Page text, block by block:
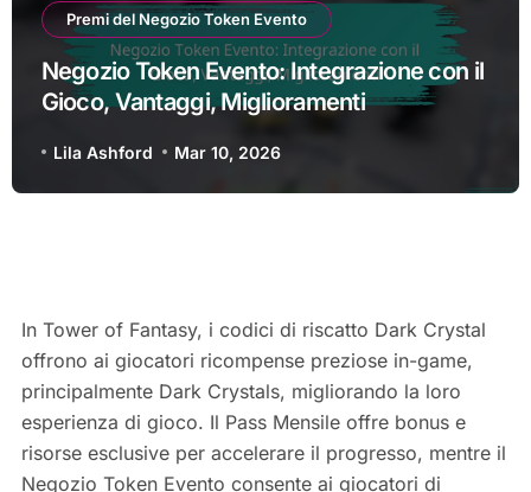
Premi del Negozio Token Evento
Negozio Token Evento: Integrazione con il
Gioco, Vantaggi, Miglioramenti
Lila Ashford Mar 10, 2026
In Tower of Fantasy, i codici di riscatto Dark Crystal
offrono ai giocatori ricompense preziose in-game,
principalmente Dark Crystals, migliorando la loro
esperienza di gioco. Il Pass Mensile offre bonus e
risorse esclusive per accelerare il progresso, mentre il
Negozio Token Evento consente ai giocatori di